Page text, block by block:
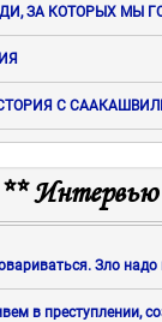
ЗА КОТОРЫХ МЫ
С
**
Зло
в преступлении,